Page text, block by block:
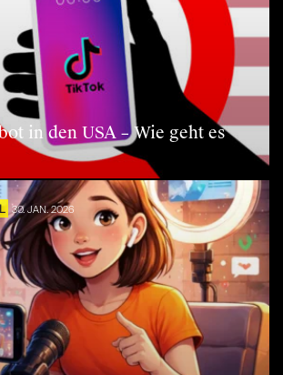
in den USA – Wie geht es
30. JAN. 2026